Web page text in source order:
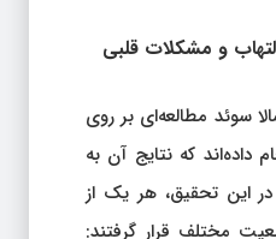
و مشکلات قلبی
سوئد مطالعه‌ای بر روی
داده‌اند که نتایج آن به
این تحقیق، هر یک از
مختلف قرار گرفتند: